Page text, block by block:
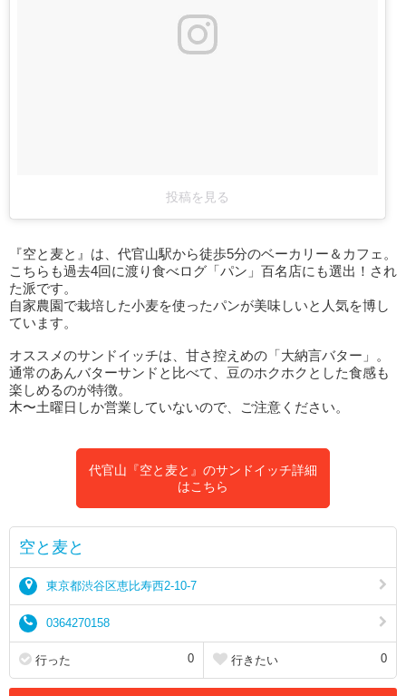
投稿を見る
『空と麦と』は、代官山駅から徒歩5分のベーカリー＆カフェ。
こちらも過去4回に渡り食べログ「パン」百名店にも選出！され
た派です。
自家農園で栽培した小麦を使ったパンが美味しいと人気を博し
ています。
オススメのサンドイッチは、甘さ控えめの「大納言バター」。
通常のあんバターサンドと比べて、豆のホクホクとした食感も
楽しめるのが特徴。
木〜土曜日しか営業していないので、ご注意ください。
代官山『空と麦と』のサンドイッチ詳細
はこちら
空と麦と
東京都渋谷区恵比寿西2-10-7
0364270158
行った 0 行きたい 0